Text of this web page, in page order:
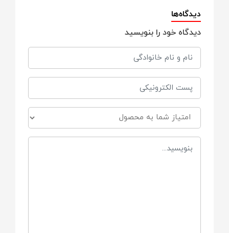
سایز دور سر :
44 تا 48 سانتی متر
دیدگاه‌ها
دیدگاه خود را بنویسید